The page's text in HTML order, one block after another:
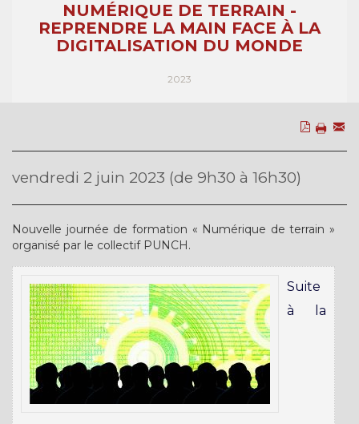
NUMÉRIQUE DE TERRAIN -
REPRENDRE LA MAIN FACE À LA
DIGITALISATION DU MONDE
2023
vendredi 2 juin 2023 (de 9h30 à 16h30)
Nouvelle journée de formation « Numérique de terrain »
organisé par le collectif PUNCH.
Suite
à la